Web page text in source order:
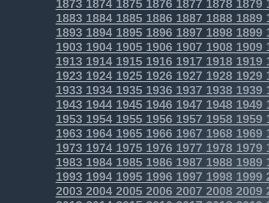
1873187418751876187718781879
1883188418851886188718881889
1893189418951896189718981899
1903190419051906190719081909
1913191419151916191719181919
1923192419251926192719281929
1933193419351936193719381939
1943194419451946194719481949
1953195419551956195719581959
1963196419651966196719681969
19731974197519761977 19781979
19831984198519861987 19881989
19931994199519961997 19981999
20032004200520062007 20082009